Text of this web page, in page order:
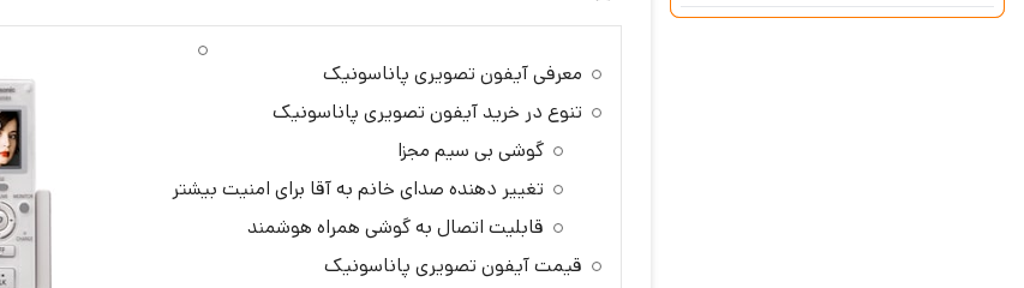
معرفی آیفون تصویری پاناسونیک
تنوع در خرید آیفون تصویری پاناسونیک
گوشی بی سیم مجزا
تغییر دهنده صدای خانم به آقا برای امنیت بیشتر
قابلیت اتصال به گوشی همراه هوشمند
قیمت آیفون تصویری پاناسونیک